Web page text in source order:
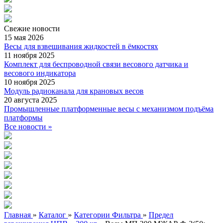
Свежие новости
15 мая 2026
Весы для взвешивания жидкостей в ёмкостях
11 ноября 2025
Комплект для беспроводной связи весового датчика и
весового индикатора
10 ноября 2025
Модуль радиоканала для крановых весов
20 августа 2025
Промышленные платформенные весы с механизмом подъёма
платформы
Все новости »
Главная » Каталог » Категории Фильтра » Предел